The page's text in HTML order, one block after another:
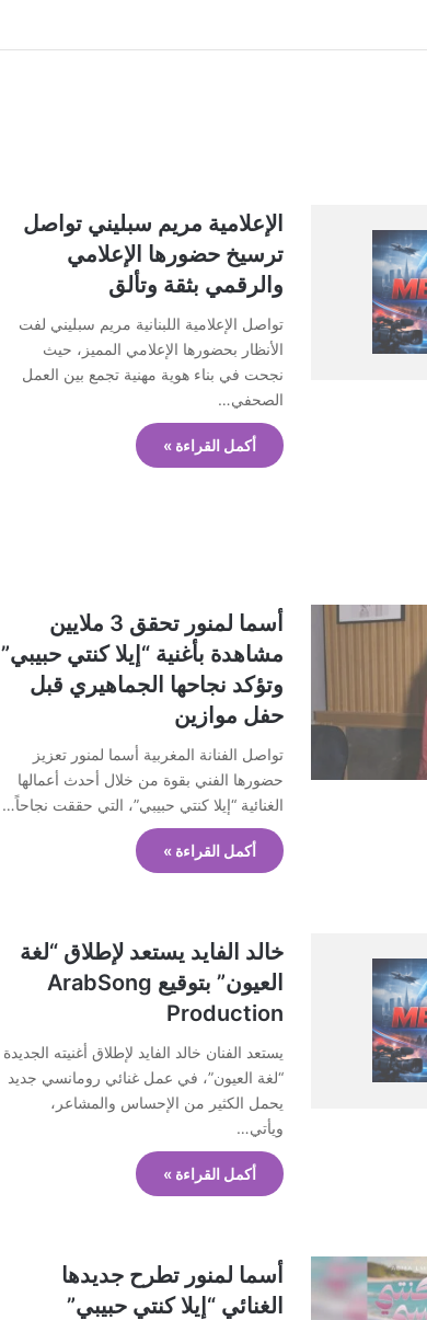
الإعلامية مريم سبليني تواصل
ترسيخ حضورها الإعلامي
والرقمي بثقة وتألق
تواصل الإعلامية اللبنانية مريم سبليني لفت
الأنظار بحضورها الإعلامي المميز، حيث
نجحت في بناء هوية مهنية تجمع بين العمل
الصحفي…
أكمل القراءة »
أسما لمنور تحقق 3 ملايين
مشاهدة بأغنية “إيلا كنتي حبيبي”
وتؤكد نجاحها الجماهيري قبل
حفل موازين
تواصل الفنانة المغربية أسما لمنور تعزيز
حضورها الفني بقوة من خلال أحدث أعمالها
الغنائية “إيلا كنتي حبيبي”، التي حققت نجاحاً…
أكمل القراءة »
خالد الفايد يستعد لإطلاق “لغة
العيون” بتوقيع ArabSong
Production
يستعد الفنان خالد الفايد لإطلاق أغنيته الجديدة
“لغة العيون”، في عمل غنائي رومانسي جديد
يحمل الكثير من الإحساس والمشاعر،
ويأتي…
أكمل القراءة »
أسما لمنور تطرح جديدها
الغنائي “إيلا كنتي حبيبي”